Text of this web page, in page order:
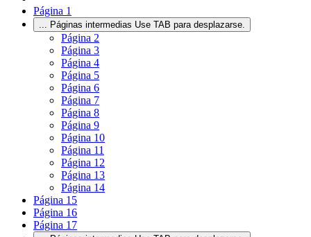
Página 1
Páginas intermedias Use TAB para desplazarse.
Página 2
Página 3
Página 4
Página 5
Página 6
Página 7
Página 8
Página 9
Página 10
Página 11
Página 12
Página 13
Página 14
Página 15
Página 16
Página 17